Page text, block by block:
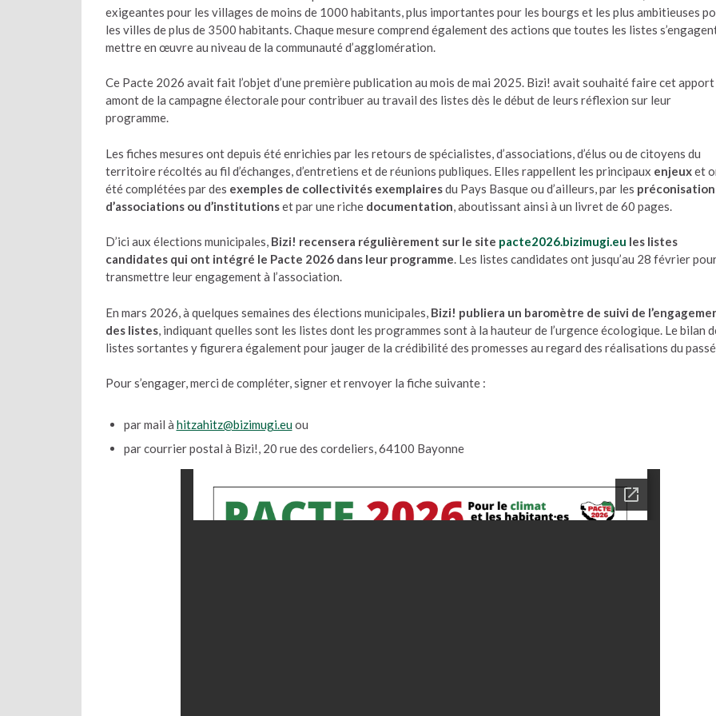
exigeantes pour les villages de moins de 1000 habitants, plus importantes pour les bourgs et les plus ambitieuses
les villes de plus de 3500 habitants. Chaque mesure comprend également des actions que toutes les listes
mettre en œuvre au niveau de la communauté d’agglomération.
Ce Pacte 2026 avait fait l’objet d’une première publication au mois de mai 2025. Bizi! avait souhaité faire cet apport
amont de la campagne électorale pour contribuer au travail des listes dès le début de leurs réflexion sur leur
programme.
Les fiches mesures ont depuis été enrichies par les retours de spécialistes, d’associations, d’élus ou de citoyens du
territoire récoltés au fil d’échanges, d’entretiens et de réunions publiques. Elles rappellent les principaux enjeuxet
été complétées par des exemples de collectivités exemplairesdu Pays Basque ou d’ailleurs, par les
d’associations ou d’institutionset par une riche documentation , aboutissant ainsi à un livret de 60 pages.
D’ici aux élections municipales, Bizi! recensera régulièrement sur le site pacte2026.bizimugi.eu les listes
candidates qui ont intégré le Pacte 2026 dans leur programme. Les listes candidates ont jusqu’au 28 février
transmettre leur engagement à l’association.
En mars 2026, à quelques semaines des élections municipales, Bizi! publiera un baromètre de suivi de
des listes , indiquant quelles sont les listes dont les programmes sont à la hauteur de l’urgence écologique. Le bilan
listes sortantes y figurera également pour jauger de la crédibilité des promesses au regard des réalisations du passé.
Pour s’engager, merci de compléter, signer et renvoyer la fiche suivante :
par mail à hitzahitz@bizimugi.euou
par courrier postal à Bizi!, 20 rue des cordeliers, 64100 Bayonne